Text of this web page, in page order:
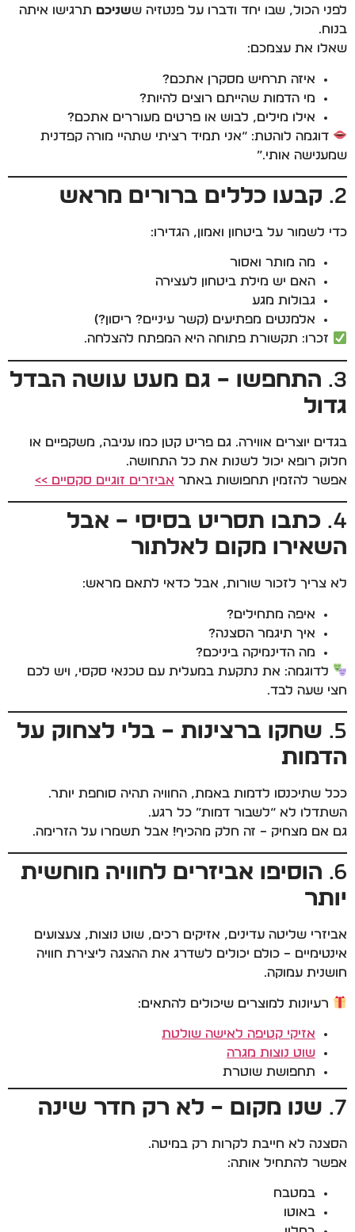
לפני הכול, שבו יחד ודברו על פנטזיה ששניכם תרגישו איתה
בנוח.
שאלו את עצמכם:
איזה תרחיש מסקרן אתכם?
מי הדמות שהייתם רוצים להיות?
אילו מילים, לבוש או פרטים מעוררים אתכם?
דוגמה לוהטת: “אני תמיד רציתי שתהיי מורה קפדנית
שמענישה אותי…”
2. קבעו כללים ברורים מראש
כדי לשמור על ביטחון ואמון, הגדירו:
מה מותר ואסור
האם יש מילת ביטחון לעצירה
גבולות מגע
אלמנטים מפתיעים (קשר עיניים? ריסון?)
זכרו: תקשורת פתוחה היא המפתח להצלחה.
3.
התחפשו – גם מעט עושה הבדל
גדול
בגדים יוצרים אווירה. גם פריט קטן כמו עניבה, משקפיים או
חלוק רופא יכול לשנות את כל התחושה.
אפשר להזמין תחפושות באתר אביזרים זוגיים סקסיים >>
4. כתבו תסריט בסיסי – אבל
השאירו מקום לאלתור
לא צריך לזכור שורות, אבל כדאי לתאם מראש:
איפה מתחילים?
איך תיגמר הסצנה?
מה הדינמיקה ביניכם?
לדוגמה: את נתקעת במעלית עם טכנאי סקסי, ויש לכם
חצי שעה לבד…
5.
שחקו ברצינות – בלי לצחוק על
הדמות
ככל שתיכנסו לדמות באמת, החוויה תהיה סוחפת יותר.
השתדלו לא “לשבור דמות” כל רגע.
גם אם מצחיק – זה חלק מהכיף! אבל תשמרו על הזרימה.
6.
הוסיפו אביזרים לחוויה מוחשית
יותר
אביזרי שליטה עדינים, אזיקים רכים, שוט נוצות, צעצועים
אינטימיים – כולם יכולים לשדרג את ההצגה ליצירת חוויה
חושנית עמוקה.
רעיונות למוצרים שיכולים להתאים:
אזיקי קטיפה לאישה שולטת
שוט נוצות מגרה
תחפושת שוטרת
7. שנו מקום – לא רק חדר שינה
הסצנה לא חייבת לקרות רק במיטה.
אפשר להתחיל אותה:
במטבח
באוטו